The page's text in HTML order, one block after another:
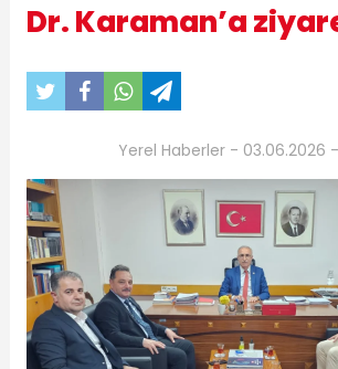
Dr. Karaman’a
Yerel Haberler - 03.06.2026